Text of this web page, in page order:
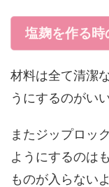
塩麹を作る時
材料は全て清潔
うにするのがい
またジップロッ
ようにするのは
ものが入らない